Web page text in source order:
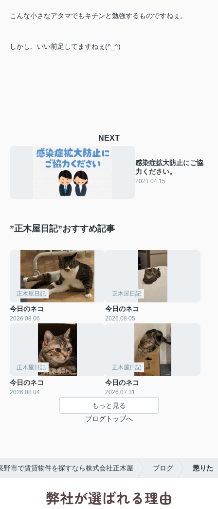
こんな小さなアタマでもキチンと勉強するものですねぇ。
しかし、いい前足してますねぇ(^_^)
NEXT
感染症拡大防止にご協
力ください。
2021.04.15
”正木屋日記”おすすめ記事
正木屋日記
今日のネコ
2026.08.06
正木屋日記
今日のネコ
2026.08.05
正木屋日記
今日のネコ
2026.08.04
正木屋日記
今日のネコ
2026.07.31
もっと見る
ブログトップへ
野市で賃貸物件を探すなら株式会社正木屋 ブログ 懲りた
弊社が選ばれる理由